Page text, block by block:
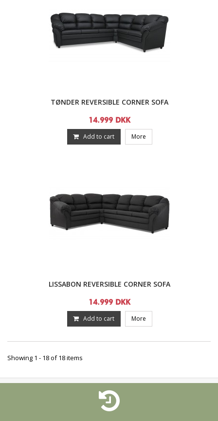
TØNDER REVERSIBLE CORNER SOFA
14.999 DKK
Add to cart More
LISSABON REVERSIBLE CORNER SOFA
14.999 DKK
Add to cart More
Showing 1 - 18 of 18 items